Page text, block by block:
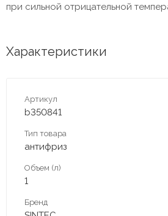
при сильной отрицательной
Характеристики
Артикул
b350841
Тип товара
антифриз
Объем (л)
1
Бренд